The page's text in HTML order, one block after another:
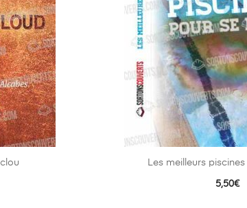
Les meilleurs
5,50€